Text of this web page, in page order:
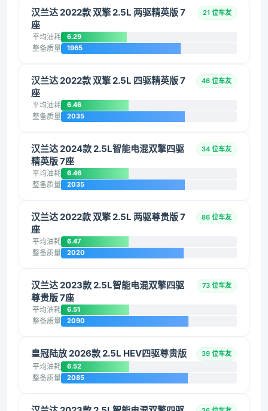
汉兰达 2022款 双擎 2.5L 两驱精英版 7
座
21 位车友
平均油耗 6.29
整备质量 1965
汉兰达 2022款 双擎 2.5L 四驱精英版 7
座
46 位车友
平均油耗 6.46
整备质量 2035
汉兰达 2024款 2.5L智能电混双擎四驱
精英版 7座
34 位车友
平均油耗 6.46
整备质量 2035
汉兰达 2022款 双擎 2.5L 两驱尊贵版 7
座
86 位车友
平均油耗 6.47
整备质量 2020
汉兰达 2023款 2.5L智能电混双擎四驱
尊贵版 7座
73 位车友
平均油耗 6.51
整备质量 2090
皇冠陆放 2026款 2.5L HEV四驱尊贵版 39 位车友
平均油耗 6.52
整备质量 2085